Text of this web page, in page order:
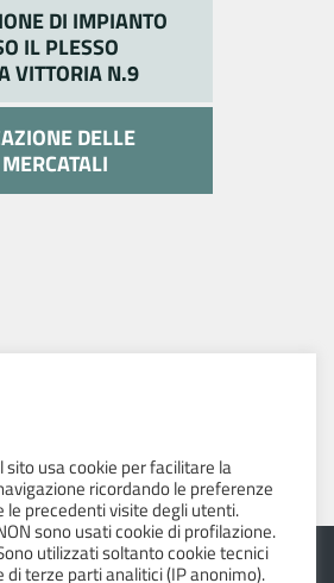
DI IMPIANTO
IL PLESSO
VITTORIA N.9
DELLE
sito usa cookie per facilitare la
ricordando le preferenze
le precedenti visite degli utenti.
sono usati cookie di profilazione.
utilizzati soltanto cookie tecnici
di terze parti analitici (IP anonimo).